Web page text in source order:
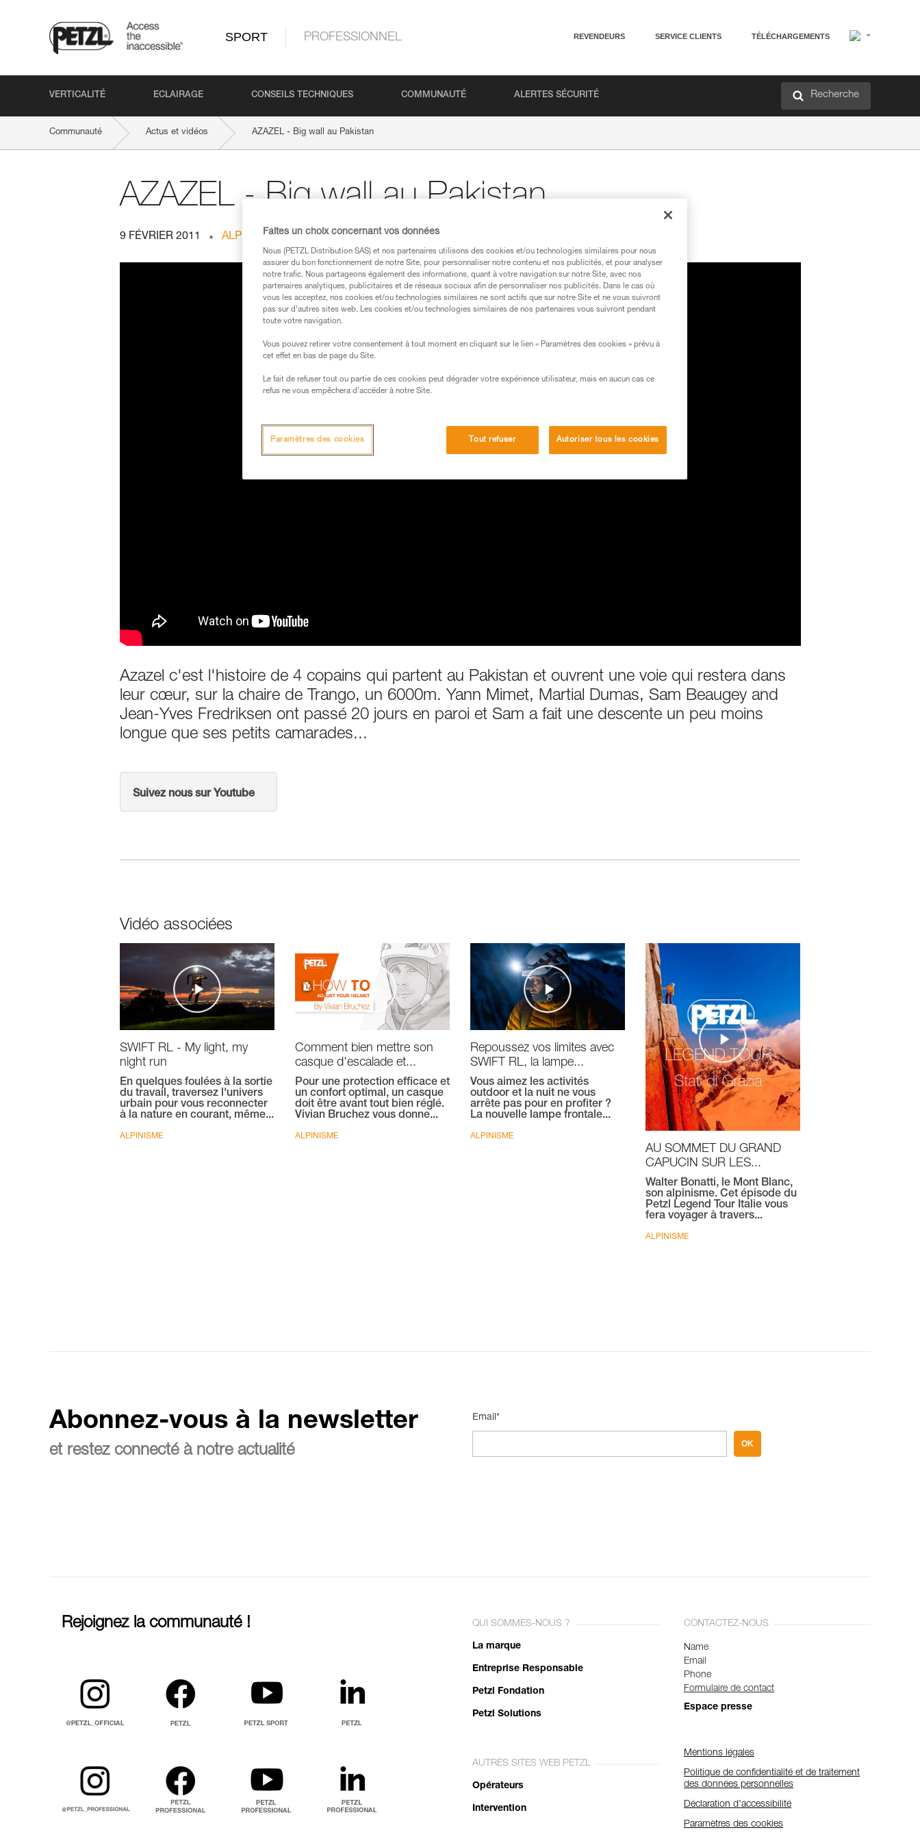
SPORT PROFESSIONNEL REVENDEURS SERVICE CLIENTS TÉLÉCHARGEMENTS
VERTICALITÉ ECLAIRAGE CONSEILS TECHNIQUES COMMUNAUTÉ ALERTES SÉCURITÉ Recherche
Communauté Actus et vidéos AZAZEL - Big wall au Pakistan
AZAZEL - Big wall au Pakistan
9 FÉVRIER 2011 ALPINISME
Azazel c'est l'histoire de 4 copains qui partent au Pakistan et ouvrent une voie qui restera dans
leur cœur, sur la chaire de Trango, un 6000m. Yann Mimet, Martial Dumas, Sam Beaugey and
Jean-Yves Fredriksen ont passé 20 jours en paroi et Sam a fait une descente un peu moins
longue que ses petits camarades...
Suivez nous sur Youtube
Vidéo associées
SWIFT RL - My light, my
night run
En quelques foulées à la sortie
du travail, traversez l'univers
urbain pour vous reconnecter
à la nature en courant, même...
ALPINISME
Comment bien mettre son
casque d'escalade et...
Pour une protection efficace et
un confort optimal, un casque
doit être avant tout bien réglé.
Vivian Bruchez vous donne...
ALPINISME
Repoussez vos limites avec
SWIFT RL, la lampe...
Vous aimez les activités
outdoor et la nuit ne vous
arrête pas pour en profiter ?
La nouvelle lampe frontale...
ALPINISME
AU SOMMET DU GRAND
CAPUCIN SUR LES...
Walter Bonatti, le Mont Blanc,
son alpinisme. Cet épisode du
Petzl Legend Tour Italie vous
fera voyager à travers...
ALPINISME
Abonnez-vous à la newsletter
et restez connecté à notre actualité
Email*
OK
Rejoignez la communauté ! QUI SOMMES-NOUS ?
La marque
Entreprise Responsable
Petzl Fondation
Petzl Solutions
AUTRES SITES WEB PETZL
Opérateurs
Intervention
CONTACTEZ-NOUS
Name
Email
Phone
Formulaire de contact
Espace presse
Mentions légales
Politique de confidentialité et de traitement
des données personnelles
Déclaration d'accessibilité
Paramètres des cookies
Faites un choix concernant vos données
Nous (PETZL Distribution SAS) et nos partenaires utilisons des cookies et/ou technologies similaires pour nous
assurer du bon fonctionnement de notre Site, pour personnaliser notre contenu et nos publicités, et pour analyser
notre trafic. Nous partageons également des informations, quant à votre navigation sur notre Site, avec nos
partenaires analytiques, publicitaires et de réseaux sociaux afin de personnaliser nos publicités. Dans le cas où
vous les acceptez, nos cookies et/ou technologies similaires ne sont actifs que sur notre Site et ne vous suivront
pas sur d’autres sites web. Les cookies et/ou technologies similaires de nos partenaires vous suivront pendant
toute votre navigation.
Vous pouvez retirer votre consentement à tout moment en cliquant sur le lien « Paramètres des cookies » prévu à
cet effet en bas de page du Site.
Le fait de refuser tout ou partie de ces cookies peut dégrader votre expérience utilisateur, mais en aucun cas ce
refus ne vous empêchera d’accéder à notre Site.
Tout refuser Autoriser tous les cookies
Paramètres des cookies